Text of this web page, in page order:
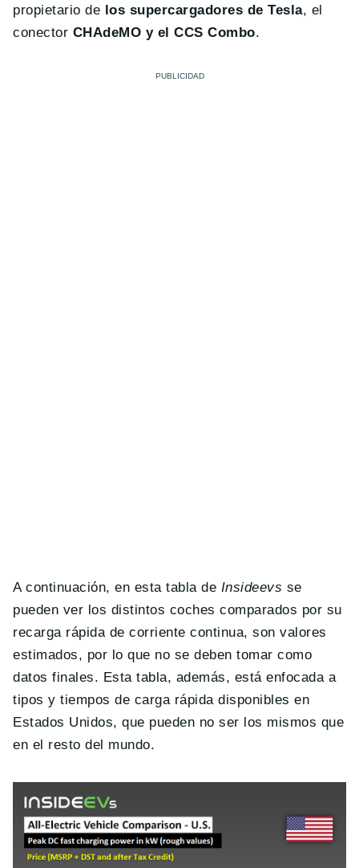
propietario de los supercargadores de Tesla, el
conector CHAdeMO y el CCS Combo.
A continuación, en esta tabla de Insideevs se
pueden ver los distintos coches comparados por su
recarga rápida de corriente continua, son valores
estimados, por lo que no se deben tomar como
datos finales. Esta tabla, además, está enfocada a
tipos y tiempos de carga rápida disponibles en
Estados Unidos, que pueden no ser los mismos que
en el resto del mundo.